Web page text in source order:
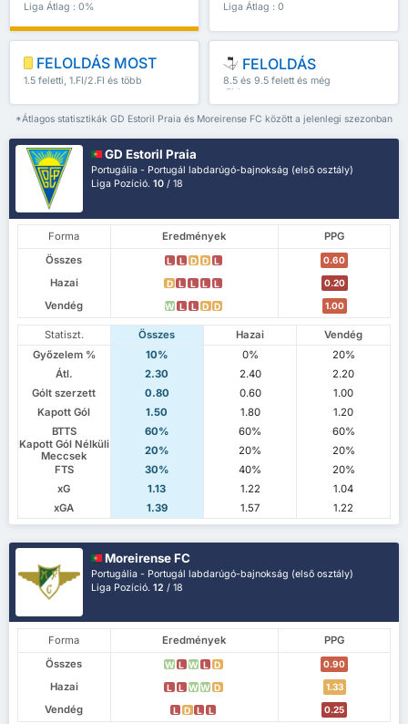
Liga Átlag : 0% Liga Átlag : 0
FELOLDÁS MOST
1.5 feletti, 1.FI/2.FI és több
FELOLDÁS
8.5 és 9.5 felett és még
több
*Átlagos statisztikák GD Estoril Praia és Moreirense FC között a jelenlegi szezonban
GD Estoril Praia
Portugália - Portugál labdarúgó-bajnokság (első osztály)
Liga Pozíció.10 / 18
Forma Eredmények
PPG
Összes
L L D D L 0.60
Hazai D L L L L 0.20
Vendég W L L D D 1.00
Statiszt. Összes Hazai
Vendég
Győzelem %
10% 0%
20%
Átl.
2.30 2.40
2.20
Gólt szerzett
0.80 0.60
1.00
Kapott Gól
1.50 1.80
1.20
BTTS
60% 60%
60%
Kapott Gól Nélküli
Meccsek
20% 20%
20%
FTS
30% 40%
20%
xG
1.13 1.22
1.04
xGA
1.39 1.57 1.22
Moreirense FC
Portugália - Portugál labdarúgó-bajnokság (első osztály)
Liga Pozíció.12 / 18
Forma Eredmények
PPG
Összes
W L W L D 0.90
Hazai L L W W D 1.33
Vendég L D L L 0.25